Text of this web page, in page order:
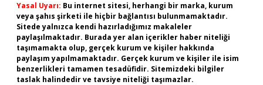
Yasal Uyarı: Bu internet sitesi, herhangi bir marka, kurum
veya şahıs şirketi ile hiçbir bağlantısı bulunmamaktadır.
Sitede yalnızca kendi hazırladığımız makaleler
paylaşılmaktadır. Burada yer alan içerikler haber niteliği
taşımamakta olup, gerçek kurum ve kişiler hakkında
paylaşım yapılmamaktadır. Gerçek kurum ve kişiler ile isim
benzerlikleri tamamen tesadüfidir. Sitemizdeki bilgiler
taslak halindedir ve tavsiye niteliği taşımazlar.